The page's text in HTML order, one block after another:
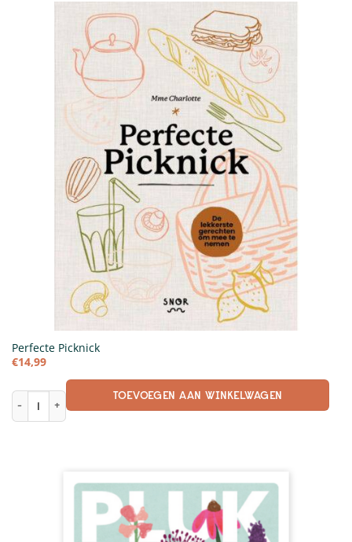
Perfecte Picknick
€14,99
Perfecte Picknick aantalTOEVOEGEN AAN WINKELWAGEN